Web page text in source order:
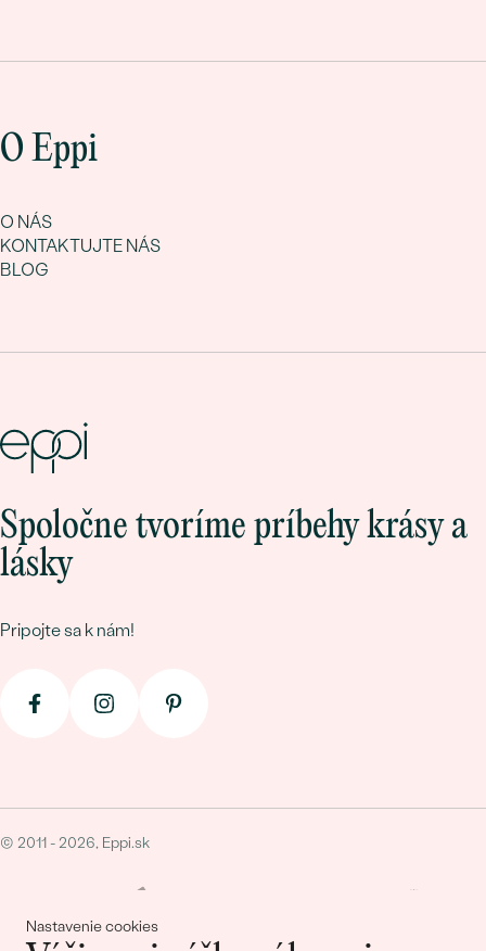
Nastavenie cookies
O Eppi
O NÁS
KONTAKTUJTE NÁS
BLOG
Spoločne tvoríme príbehy krásy a
lásky
Pripojte sa k nám!
© 2011 - 2026, Eppi.sk